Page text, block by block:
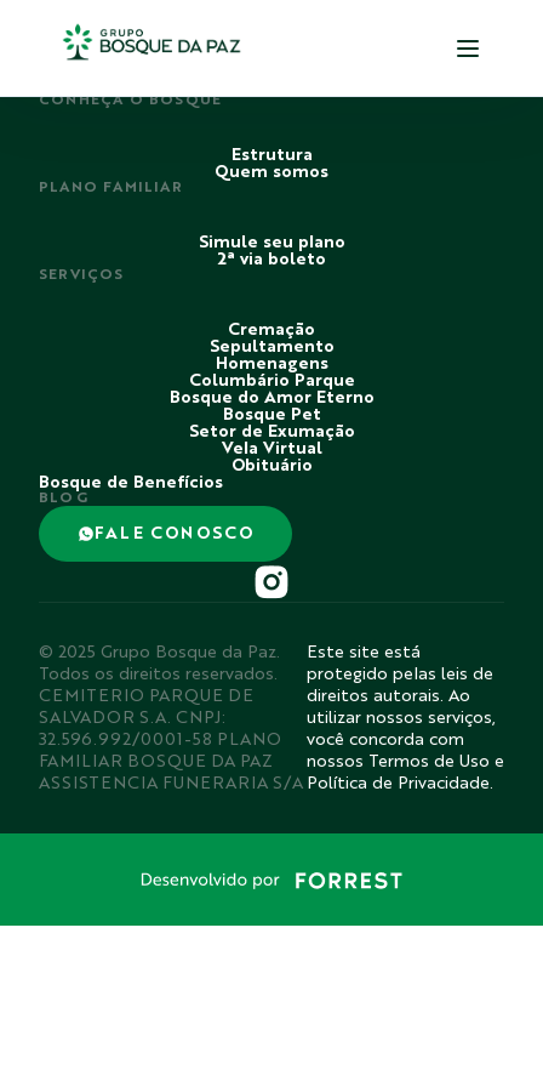
CONHEÇA O BOSQUE
Estrutura
Quem somos
PLANO FAMILIAR
Simule seu plano
2ª via boleto
SERVIÇOS
Cremação
Sepultamento
Homenagens
Columbário Parque
Bosque do Amor Eterno
Bosque Pet
Setor de Exumação
Vela Virtual
Obituário
Bosque de Benefícios
BLOG
FALE CONOSCO
© 2025 Grupo Bosque da Paz.
Todos os direitos reservados.
CEMITERIO PARQUE DE
SALVADOR S.A. CNPJ:
32.596.992/0001-58 PLANO
FAMILIAR BOSQUE DA PAZ
ASSISTENCIA FUNERARIA S/A
Este site está
protegido pelas leis de
direitos autorais. Ao
utilizar nossos serviços,
você concorda com
nossos Termos de Uso e
Política de Privacidade.